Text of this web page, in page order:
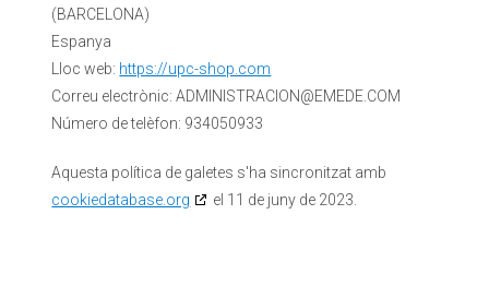
(BARCELONA)
Espanya
Lloc web: https://upc-shop.com
Correu electrònic:ADMINISTRACION@EMEDE.COM
Número de telèfon: 934050933
Aquesta política de galetes s'ha sincronitzat amb
cookiedatabase.org
el 11 de juny de 2023.